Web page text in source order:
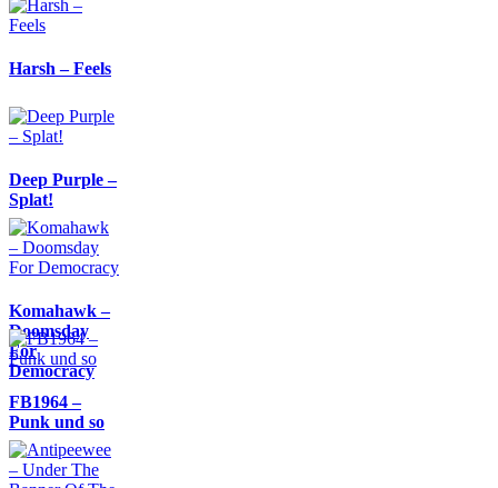
Harsh – Feels
Deep Purple –
Splat!
Komahawk –
Doomsday
For
Democracy
FB1964 –
Punk und so